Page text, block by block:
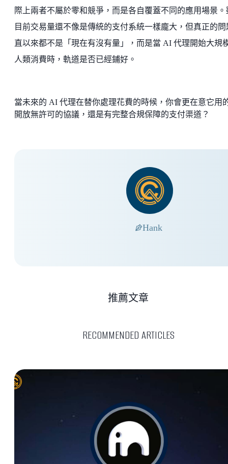
際上兩者不屬於零和競爭，而是各自覆蓋不同的應用場景。
目前交易量還不像是傳統的支付系統一樣龐大，但真正的問
直以來都不是「現在有沒有量」，而是當 AI 代理開始大規
人類消費時，軌道是否已經鋪好。
當未來的 AI 代理在替你處理花費的時候，你會更在意它用
開放無許可的協議，還是有完整合規保障的支付渠道？
Hank
RECOMMENDED ARTICLES
推薦文章